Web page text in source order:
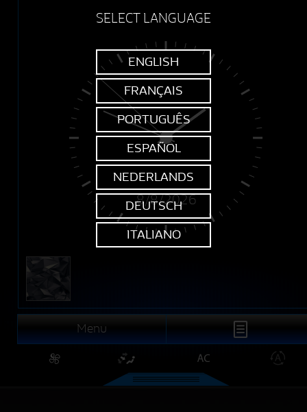
Ar condicionado
8/8/2026
Menu
SELECT LANGUAGE
ENGLISH
FRANÇAIS
PORTUGUÊS
ESPAÑOL
NEDERLANDS
DEUTSCH
ITALIANO